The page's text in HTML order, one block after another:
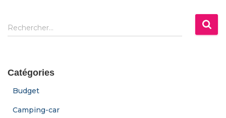
-
m
R
r
Rechercher…
Catégories
Budget
Camping-car